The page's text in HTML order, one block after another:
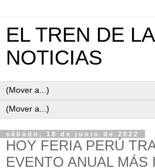
EL TREN DE
NOTICIAS
sábado, 18 de junio de 2022
HOY FERIA PERÚ
EVENTO ANUAL MÁS